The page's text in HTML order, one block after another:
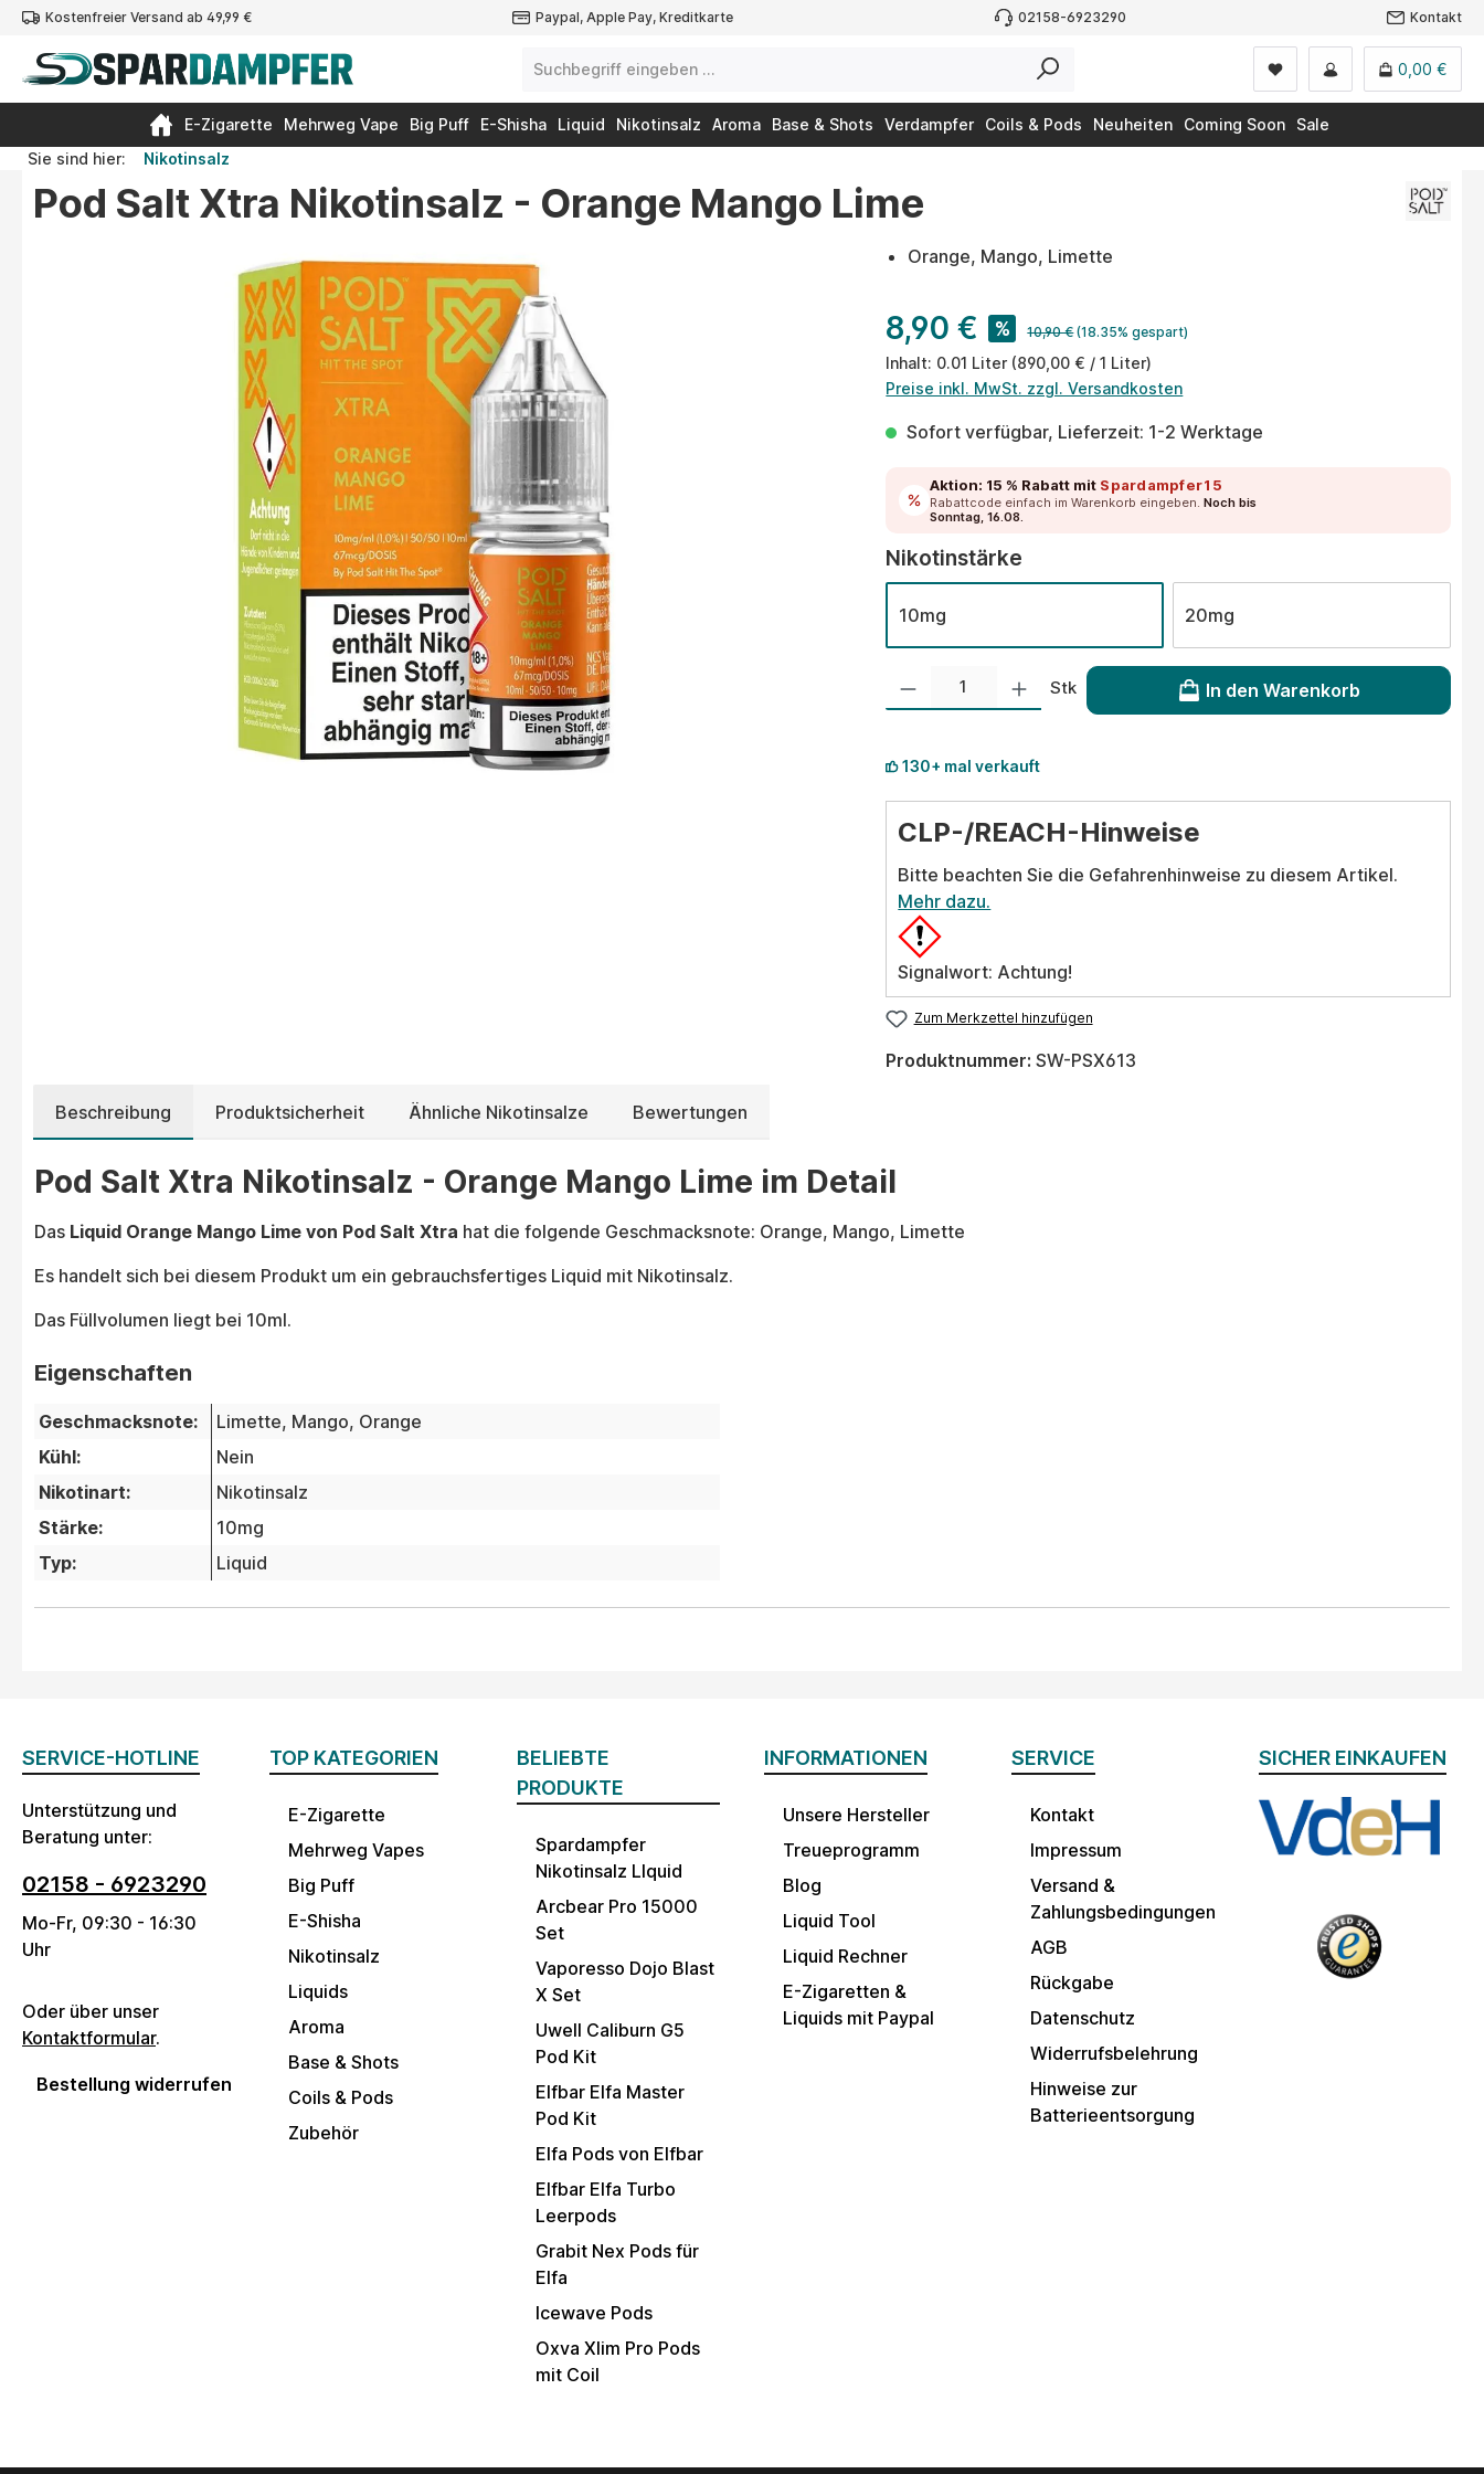
Zur Hauptnavigation springen
Kostenfreier Versand ab 49,99 € Paypal, Apple Pay, Kreditkarte 02158-6923290 Kontakt
0,00 €
E-Zigarette Mehrweg Vape Big Puff E-Shisha Liquid Nikotinsalz Aroma Base & Shots Verdampfer Coils & Pods Neuheiten Coming Soon
Sale
Sie sind hier:
Nikotinsalz
Pod Salt Xtra Nikotinsalz - Orange Mango Lime
Orange, Mango, Limette
8,90 € % 10,90 € (18.35% gespart)
Inhalt: 0.01 Liter (890,00 € / 1 Liter)
Preise inkl. MwSt. zzgl. Versandkosten
Sofort verfügbar, Lieferzeit: 1-2 Werktage
Aktion: 15 % Rabatt mit Spardampfer15
Rabattcode einfach im Warenkorb eingeben.Noch bis
Sonntag, 16.08.
Nikotinstärke
10mg 20mg
Produkt Anzahl: Gib den gewünschten Wert ein oder benutze die Schaltflächen um die
Stk In den Warenkorb
130+ mal verkauft
CLP-/REACH-Hinweise
Bitte beachten Sie die Gefahrenhinweise zu diesem Artikel.
Mehr dazu.
Signalwort: Achtung!
Zum Merkzettel hinzufügen
Produktnummer:SW-PSX613
Beschreibung Produktsicherheit Ähnliche Nikotinsalze Bewertungen
Pod Salt Xtra Nikotinsalz - Orange Mango Lime im Detail
Das Liquid Orange Mango Lime von Pod Salt Xtra hat die folgende Geschmacksnote: Orange, Mango, Limette
Es handelt sich bei diesem Produkt um ein gebrauchsfertiges Liquid mit Nikotinsalz.
Das Füllvolumen liegt bei 10ml.
Eigenschaften
Geschmacksnote: Limette, Mango, Orange
Kühl:
Nein
Nikotinart:
Nikotinsalz
Stärke:
10mg
Typ:
Liquid
SERVICE-HOTLINE
Unterstützung und
Beratung unter:
02158 - 6923290
Mo-Fr, 09:30 - 16:30
Uhr
Oder über unser
Kontaktformular.
Bestellung widerrufen
TOP KATEGORIEN
E-Zigarette
Mehrweg Vapes
Big Puff
E-Shisha
Nikotinsalz
Liquids
Aroma
Base & Shots
Coils & Pods
Zubehör
BELIEBTE
PRODUKTE
Spardampfer
Nikotinsalz LIquid
Arcbear Pro 15000
Set
Vaporesso Dojo Blast
X Set
Uwell Caliburn G5
Pod Kit
Elfbar Elfa Master
Pod Kit
Elfa Pods von Elfbar
Elfbar Elfa Turbo
Leerpods
Grabit Nex Pods für
Elfa
Icewave Pods
Oxva Xlim Pro Pods
mit Coil
INFORMATIONEN
Unsere Hersteller
Treueprogramm
Blog
Liquid Tool
Liquid Rechner
E-Zigaretten &
Liquids mit Paypal
SERVICE
Kontakt
Impressum
Versand &
Zahlungsbedingungen
AGB
Rückgabe
Datenschutz
Widerrufsbelehrung
Hinweise zur
Batterieentsorgung
SICHER EINKAUFEN